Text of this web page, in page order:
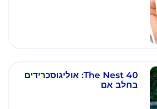
The Nest 40: אוליגוסכרידים
בחלב אם